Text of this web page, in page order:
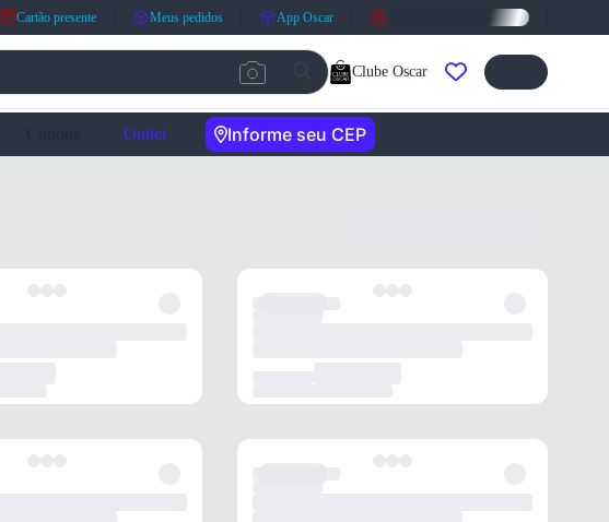
Cartão presente Meus pedidos App Oscar
Clube Oscar
Outlet Informe seu CEP